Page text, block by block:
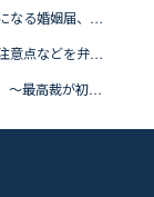
2020.10.23 婚姻届・離婚届の押印の廃止へ～無効になる婚姻届、離婚届とは？
2022.12.19 共同親権が導入される？！ポイントや注意点などを弁護士が解説
2020.02.05 婚姻費用の請求権、離婚後も消滅せず。～最高裁が初判断～